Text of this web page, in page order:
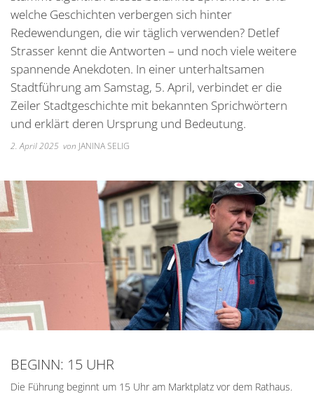
2025
2026
Online Anträge Online Portal
Stellenangebote Bauhofmitarbeiter für
Bekanntmachungen
Errichtung von
Managementplan Natura
Bekanntmachung der
Integration
Friedhof
Friedhof
Friedhof
Friedhof
Kommunale Wärmeplanung
Wohnmobilstellplatz
Wein, Bier und Edelbrände
welche Geschichten verbergen sich hinter
Redewendungen, die wir täglich verwenden? Detlef
Strasser kennt die Antworten – und noch viele weitere
spannende Anekdoten. In einer unterhaltsamen
Stadtführung am Samstag, 5. April, verbindet er die
Zeiler Stadtgeschichte mit bekannten Sprichwörtern
und erklärt deren Ursprung und Bedeutung.
2. April 2025 von JANINA SELIG
BEGINN: 15 UHR
Die Führung beginnt um 15 Uhr am Marktplatz vor dem Rathaus.